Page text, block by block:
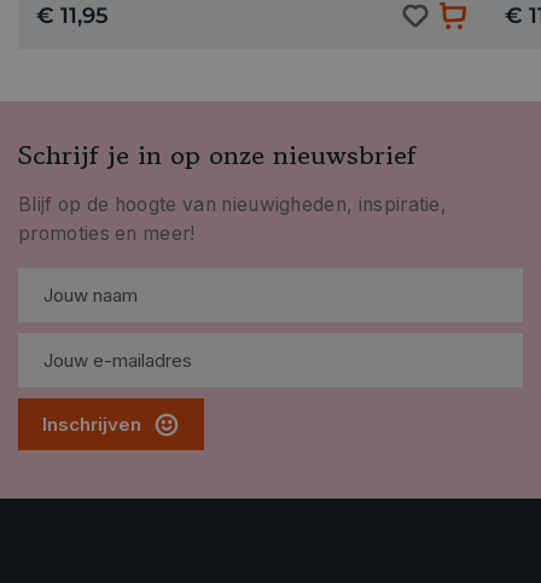
€ 11,95 €
Schrijf je in op onze nieuwsbrief
Blijf op de hoogte van nieuwigheden, inspiratie,
promoties en meer!
Inschrijven